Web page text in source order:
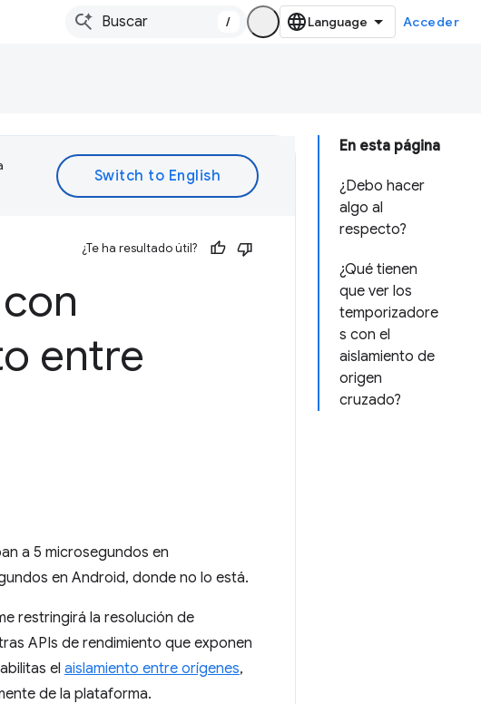
/ Acceder
En esta página
¿Debo hacer
algo al
respecto?
¿Qué tienen
que ver los
temporizadore
s con el
aislamiento de
origen
cruzado?
¿Te ha resultado útil?
entre
a 5 microsegundos en
en Android, donde no lo está.
restringirá la resolución de
APIs de rendimiento que exponen
el aislamiento entre orígenes,
de la plataforma.